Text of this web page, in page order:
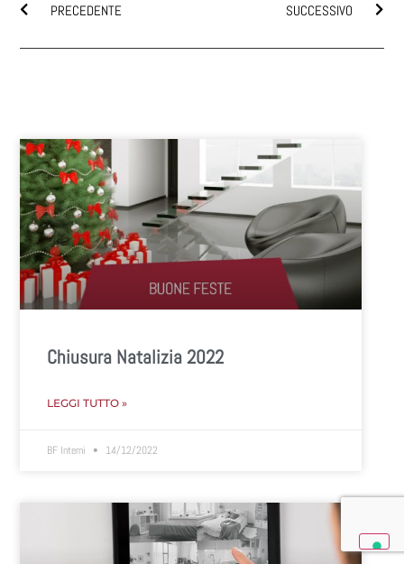
PRECEDENTE SUCCESSIVO
Chiusura Natalizia 2022
LEGGI TUTTO »
BF Interni 14/12/2022